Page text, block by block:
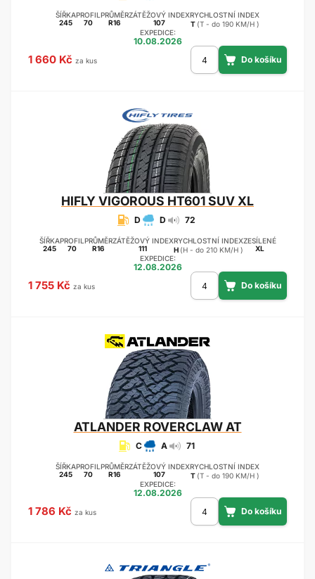
ŠÍŘKA
245
PROFIL
70
PRŮMĚR
R16
ZÁTĚŽOVÝ INDEX
107
RYCHLOSTNÍ INDEX
T (T - do 190 KM/H )
EXPEDICE:
10.08.2026
1 660 Kč za kus
HIFLYVIGOROUS HT601 SUV XL
D D 72
ŠÍŘKA
245
PROFIL
70
PRŮMĚR
R16
ZÁTĚŽOVÝ INDEX
111
RYCHLOSTNÍ INDEX
H (H - do 210 KM/H )
ZESÍLENÉ
XL
EXPEDICE:
12.08.2026
1 755 Kč za kus
ATLANDER ROVERCLAW AT
C A 71
ŠÍŘKA
245
PROFIL
70
PRŮMĚR
R16
ZÁTĚŽOVÝ INDEX
107
RYCHLOSTNÍ INDEX
T (T - do 190 KM/H )
EXPEDICE:
12.08.2026
1 786 Kč za kus